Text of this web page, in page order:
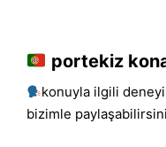
portekiz
konuyla ilgili
bizimle